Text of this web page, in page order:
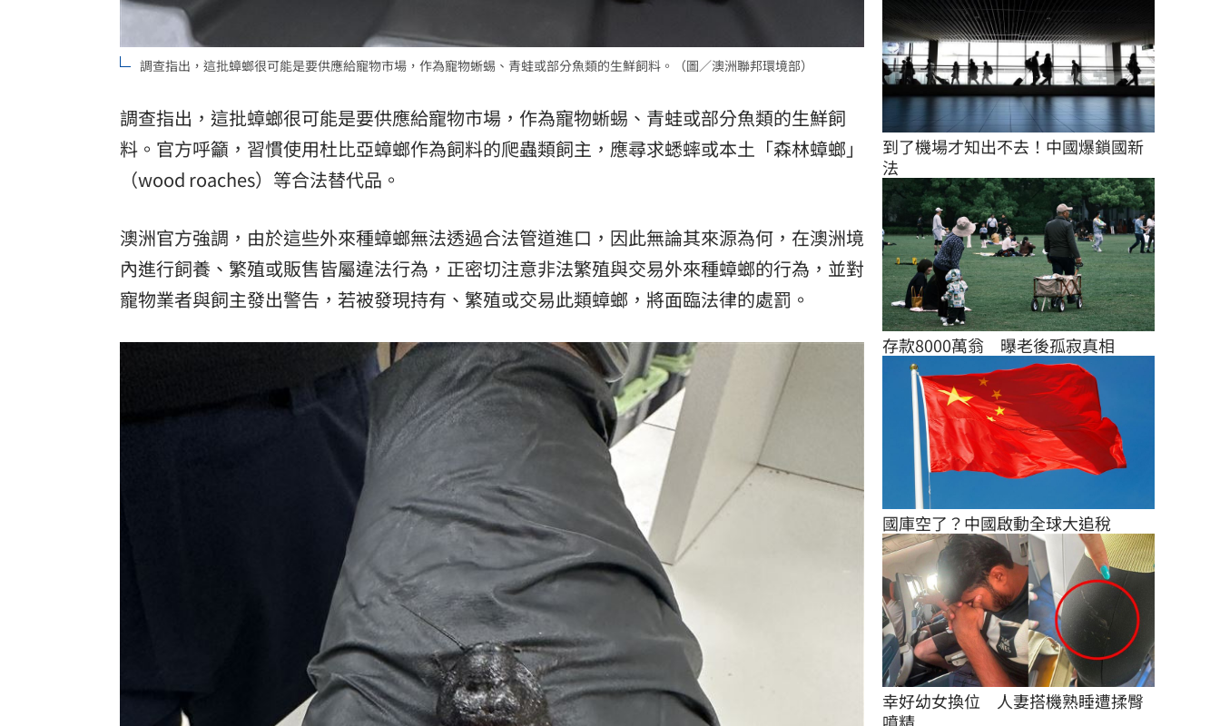
調查指出，這批蟑螂很可能是要供應給寵物市場，作為寵物蜥蜴、青蛙或部分魚類的生鮮飼料。（圖／澳洲聯邦環境部）
調查指出，這批蟑螂很可能是要供應給寵物市場，作為寵物蜥蜴、青蛙或部分魚類的生鮮飼
料。官方呼籲，習慣使用杜比亞蟑螂作為飼料的爬蟲類飼主，應尋求蟋蟀或本土「森林蟑螂」
（wood roaches）等合法替代品。
澳洲官方強調，由於這些外來種蟑螂無法透過合法管道進口，因此無論其來源為何，在澳洲境
內進行飼養、繁殖或販售皆屬違法行為，正密切注意非法繁殖與交易外來種蟑螂的行為，並對
寵物業者與飼主發出警告，若被發現持有、繁殖或交易此類蟑螂，將面臨法律的處罰。
到了機場才知出不去！中國爆鎖國新
法
存款8000萬翁　曝老後孤寂真相
國庫空了？中國啟動全球大追稅
幸好幼女換位　人妻搭機熟睡遭揉臀
噴精